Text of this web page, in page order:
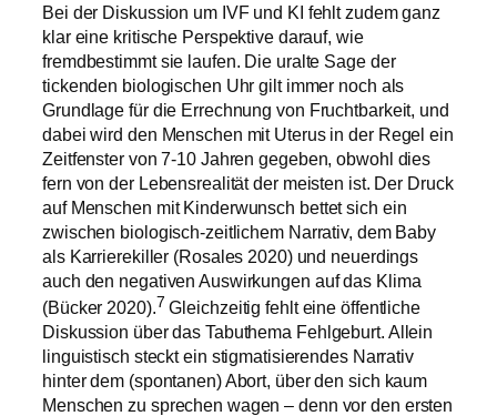
Bei der Diskussion um IVF und KI fehlt zudem ganz
klar eine kritische Perspektive darauf, wie
fremdbestimmt sie laufen. Die uralte Sage der
tickenden biologischen Uhr gilt immer noch als
Grundlage für die Errechnung von Fruchtbarkeit, und
dabei wird den Menschen mit Uterus in der Regel ein
Zeitfenster von 7-10 Jahren gegeben, obwohl dies
fern von der Lebensrealität der meisten ist. Der Druck
auf Menschen mit Kinderwunsch bettet sich ein
zwischen biologisch-zeitlichem Narrativ, dem Baby
als Karrierekiller (Rosales 2020) und neuerdings
auch den negativen Auswirkungen auf das Klima
(Bücker 2020).7 Gleichzeitig fehlt eine öffentliche
Diskussion über das Tabuthema Fehlgeburt. Allein
linguistisch steckt ein stigmatisierendes Narrativ
hinter dem (spontanen) Abort, über den sich kaum
Menschen zu sprechen wagen – denn vor den ersten